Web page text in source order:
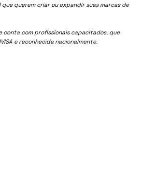
querem criar ou expandir suas marcas de
conta com profissionais capacitados, que
e reconhecida nacionalmente.